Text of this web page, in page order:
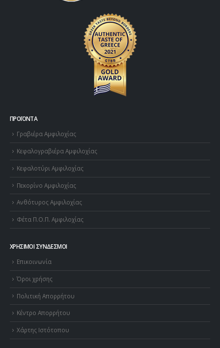
ΠΡΟΪΌΝΤΑ
Γραβιέρα Αμφιλοχίας
Κεφαλογραβιέρα Αμφιλοχίας
Κεφαλοτύρι Αμφιλοχίας
Πεκορίνο Αμφιλοχίας
Ανθότυρος Αμφιλοχίας
Φέτα Π.Ο.Π. Αμφιλοχίας
ΧΡΉΣΙΜΟΙ ΣΎΝΔΕΣΜΟΙ
Επικοινωνία
Όροι χρήσης
Πολιτική Απορρήτου
Κέντρο Απορρήτου
Χάρτης Ιστότοπου